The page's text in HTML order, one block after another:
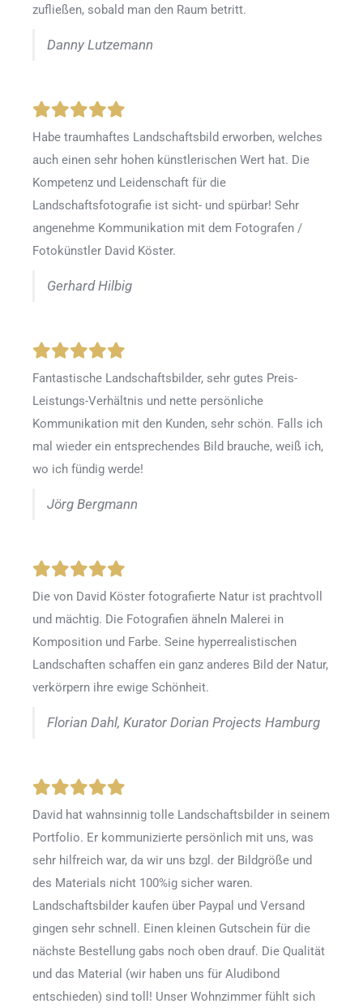
zufließen, sobald man den Raum betritt.
Danny Lutzemann
Habe traumhaftes Landschaftsbild erworben, welches
auch einen sehr hohen künstlerischen Wert hat. Die
Kompetenz und Leidenschaft für die
Landschaftsfotografie ist sicht- und spürbar! Sehr
angenehme Kommunikation mit dem Fotografen /
Fotokünstler David Köster.
Gerhard Hilbig
Fantastische Landschaftsbilder, sehr gutes Preis-
Leistungs-Verhältnis und nette persönliche
Kommunikation mit den Kunden, sehr schön. Falls ich
mal wieder ein entsprechendes Bild brauche, weiß ich,
wo ich fündig werde!
Jörg Bergmann
Die von David Köster fotografierte Natur ist prachtvoll
und mächtig. Die Fotografien ähneln Malerei in
Komposition und Farbe. Seine hyperrealistischen
Landschaften schaffen ein ganz anderes Bild der Natur,
verkörpern ihre ewige Schönheit.
Florian Dahl, Kurator Dorian Projects Hamburg
David hat wahnsinnig tolle Landschaftsbilder in seinem
Portfolio. Er kommunizierte persönlich mit uns, was
sehr hilfreich war, da wir uns bzgl. der Bildgröße und
des Materials nicht 100%ig sicher waren.
Landschaftsbilder kaufen über Paypal und Versand
gingen sehr schnell. Einen kleinen Gutschein für die
nächste Bestellung gabs noch oben drauf. Die Qualität
und das Material (wir haben uns für Aludibond
entschieden) sind toll! Unser Wohnzimmer fühlt sich